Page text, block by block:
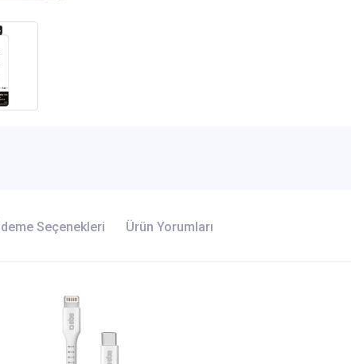
Seçenekleri Ürün Yorumları